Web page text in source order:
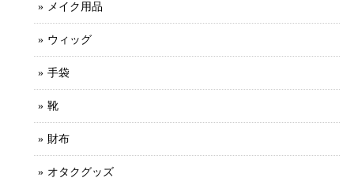
メイク用品
ウィッグ
手袋
靴
財布
オタクグッズ